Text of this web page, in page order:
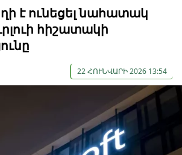
է ունեցել նահատակ
հիշատակի
22 ՀՈՒՆՎԱՐԻ 2026 13:54